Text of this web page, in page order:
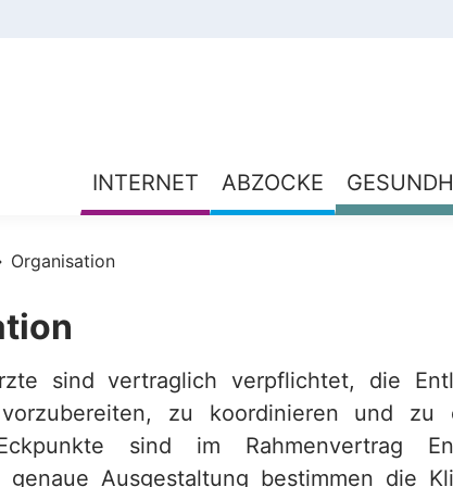
INTERNET ABZOCKE
Organisation
sind vertraglich verpflichtet, die
vorzubereiten, zu koordinieren und zu
sind im Rahmenvertrag
genaue Ausgestaltung bestimmen die